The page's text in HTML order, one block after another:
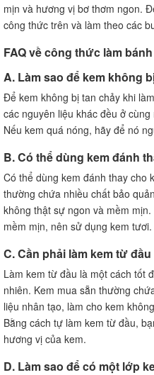
mịn và hương vị bơ thơm ngon.
công thức trên và làm theo các
FAQ về công thức làm
A. Làm sao để kem không
Để kem không bị tan chảy khi
các nguyên liệu khác đều ở
Nếu kem quá nóng, hãy để nó
B. Có thể dùng kem đánh
Có thể dùng kem đánh thay cho
thường chứa nhiều chất bảo
không thật sự ngon và mềm
mềm mịn, nên sử dụng kem tươi.
C. Cần phải làm kem từ
Làm kem từ đầu là một cách tốt
nhiên. Kem mua sẵn thường
liệu nhân tạo, làm cho kem
Bằng cách tự làm kem từ đầu,
hương vị của kem.
D. Làm sao để có một lớp